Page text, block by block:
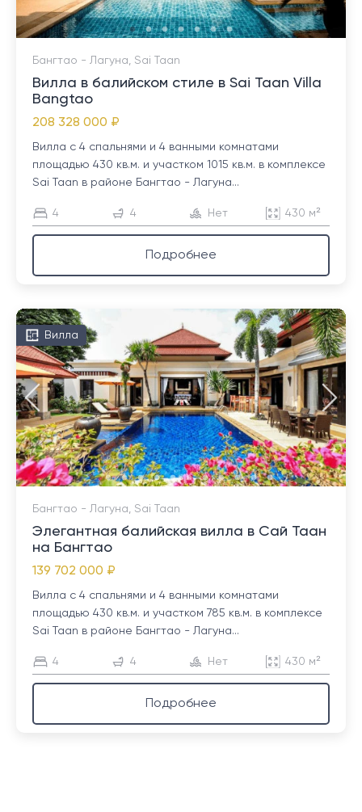
Бангтао - Лагуна, Sai Taan
Вилла в балийском стиле в Sai Taan Villa
Bangtao
208 328 000 ₽
Вилла с 4 спальнями и 4 ванными комнатами
площадью 430 кв.м. и участком 1015 кв.м. в комплексе
Sai Taan в районе Бангтао - Лагуна...
4 4 Нет 430 м²
Подробнее
Вилла
Бангтао - Лагуна, Sai Taan
Элегантная балийская вилла в Сай Таан
на Бангтао
139 702 000 ₽
Вилла с 4 спальнями и 4 ванными комнатами
площадью 430 кв.м. и участком 785 кв.м. в комплексе
Sai Taan в районе Бангтао - Лагуна...
4 4 Нет 430 м²
Подробнее